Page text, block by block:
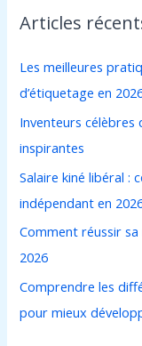
e
c
h
e
r
:
Articles
Les meilleures
d’étiquetage en
Inventeurs célèbres
inspirantes
Salaire kiné libéral :
indépendant en
Comment réussir
2026
Comprendre les
pour mieux